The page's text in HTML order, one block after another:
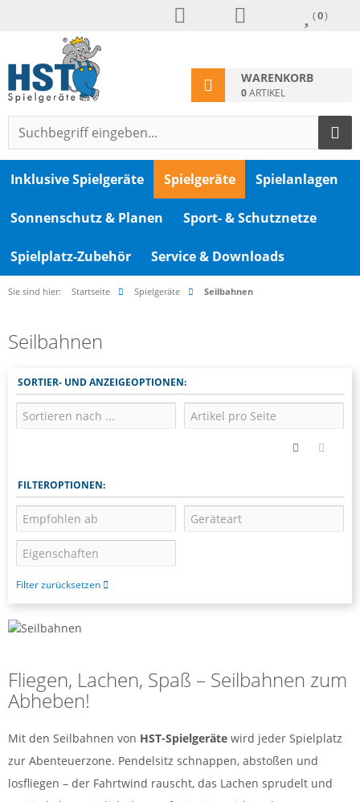
(0)
WARENKORB
0ARTIKEL
Inklusive Spielgeräte Spielgeräte Spielanlagen
Sonnenschutz & Planen Sport- & Schutznetze
Spielplatz-Zubehör Service & Downloads
Sie sind hier: Startseite Spielgeräte Seilbahnen
Seilbahnen
SORTIER- UND ANZEIGEOPTIONEN:
FILTEROPTIONEN:
Filter zurücksetzen
Fliegen, Lachen, Spaß – Seilbahnen zum
Abheben!
Mit den Seilbahnen von HST-Spielgeräte wird jeder Spielplatz
zur Abenteuerzone. Pendelsitz schnappen, abstoßen und
losfliegen – der Fahrtwind rauscht, das Lachen sprudelt und